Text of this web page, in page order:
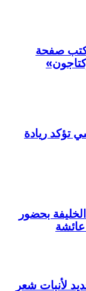
صفحة
تؤكد ريادة
بحضور
عائشة
لأنبات شعر